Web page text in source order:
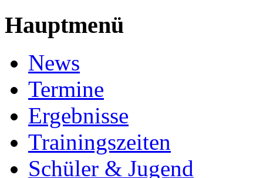
Hauptmenü
News
Termine
Ergebnisse
Trainingszeiten
Schüler & Jugend